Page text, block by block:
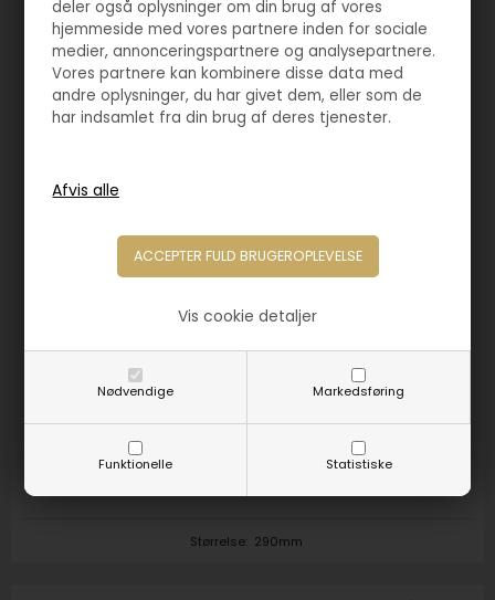
deler også oplysninger om din brug af vores
hjemmeside med vores partnere inden for sociale
medier, annonceringspartnere og analysepartnere.
Vores partnere kan kombinere disse data med
andre oplysninger, du har givet dem, eller som de
har indsamlet fra din brug af deres tjenester.
Nødvendige Markedsføring
Funktionelle Statistiske
Vis cookie detaljer
Stor og Sjov Fiskestatuette
Størrelse: 290mm